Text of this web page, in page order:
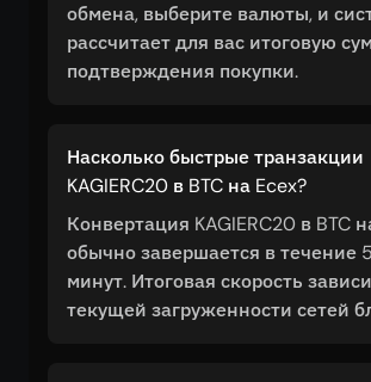
обмена, выберите валюты, и
рассчитает для вас итоговую
подтверждения покупки.
Насколько быстрые транзакции
KAGIERC20 в BTC на Ecex?
Конвертация KAGIERC20 в BTC
обычно завершается в течение
минут. Итоговая скорость
текущей загруженности сетей